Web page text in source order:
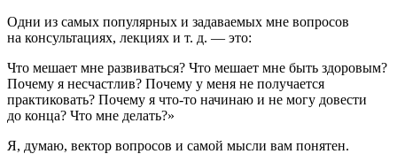
Одни из самых популярных и задаваемых мне вопросов
на консультациях, лекциях и т. д. — это:
Что мешает мне развиваться? Что мешает мне быть здоровым?
Почему я несчастлив? Почему у меня не получается
практиковать? Почему я что-то начинаю и не могу довести
до конца? Что мне делать?»
Я, думаю, вектор вопросов и самой мысли вам понятен.